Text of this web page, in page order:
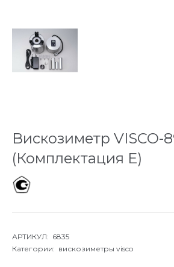
Вискозиметр VISCO-
(Комплектация Е)
АРТИКУЛ: 6835
Категории: вискозиметры visco